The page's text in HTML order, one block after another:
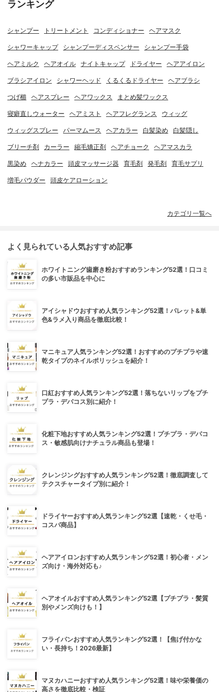
ランキング
シャンプー トリートメント コンディショナー ヘアマスク
シャワーキャップ シャンプーディスペンサー シャンプー手袋
ヘアミルク ヘアオイル ナイトキャップ ドライヤー ヘアアイロン
ブラシアイロン シャワーヘッド くるくるドライヤー ヘアブラシ
つげ櫛 ヘアスプレー ヘアワックス まとめ髪ワックス
寝癖直しウォーター ヘアミスト ヘアフレグランス ウィッグ
ウィッグスプレー パーマムース ヘアカラー 白髪染め 白髪隠し
ブリーチ剤 カーラー 縮毛矯正剤 ヘアチョーク ヘアマスカラ
黒染め ヘナカラー 頭皮マッサージ器 育毛剤 発毛剤 育毛サプリ
増毛パウダー 頭皮ケアローション
カテゴリ一覧へ
よく見られている人気おすすめ記事
ホワイトニング歯磨き粉おすすめランキング52選！口コミ
の多い市販品を中心に
アイシャドウおすすめ人気ランキング52選！パレット&単
色&ラメ入り商品を徹底比較！
マニキュア人気ランキング52選！おすすめのプチプラや速
乾タイプのネイルポリッシュを紹介！
口紅おすすめ人気ランキング52選！落ちないリップをプチ
プラ・デパコス別に紹介！
化粧下地おすすめ人気ランキング52選！プチプラ・デパコ
ス・敏感肌向けナチュラル商品も登場！
クレンジングおすすめ人気ランキング52選！徹底調査して
テクスチャータイプ別に紹介！
ドライヤーおすすめ人気ランキング52選【速乾・くせ毛・
コスパ商品】
ヘアアイロンおすすめ人気ランキング52選！初心者・メン
ズ向け・海外対応も♪
ヘアオイルおすすめ人気ランキング52選【プチプラ・髪質
別やメンズ向けも！】
フライパンおすすめ人気ランキング52選！【焦げ付かな
い・長持ち！2026最新】
マヌカハニーおすすめ人気ランキング52選！味や栄養価の
高さを徹底比較・検証